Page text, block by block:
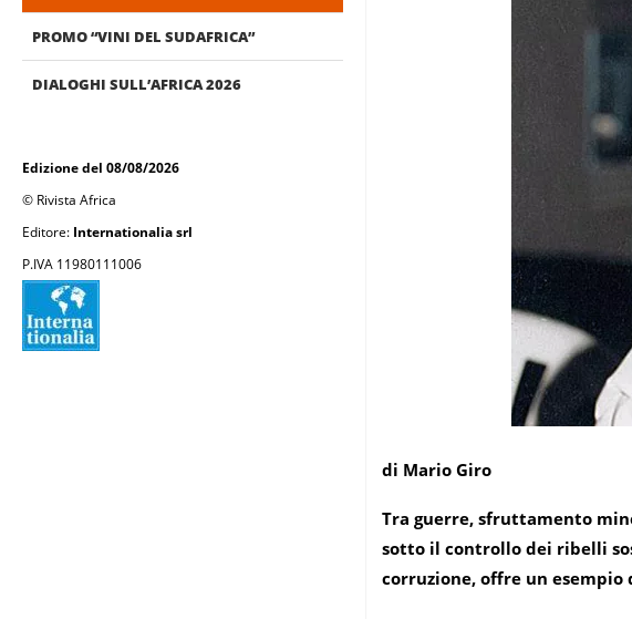
PROMO “VINI DEL SUDAFRICA”
DIALOGHI SULL’AFRICA 2026
Edizione del 08/08/2026
© Rivista Africa
Editore: Internationalia srl
P.IVA 11980111006
di Mario Giro
Tra guerre, sfruttamento
sotto il controllo dei ribelli
corruzione, offre un